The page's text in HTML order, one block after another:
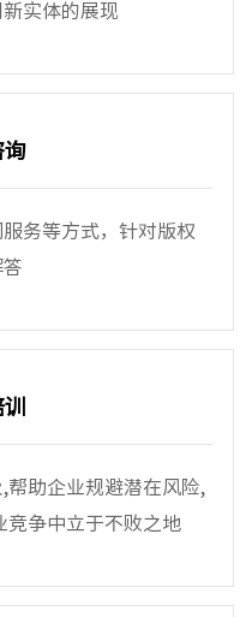
实体的展现
询
务等方式，针对版权
帮助企业规避潜在风险,
竞争中立于不败之地